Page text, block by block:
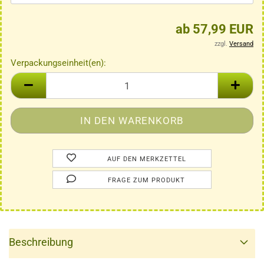
ab 57,99 EUR
zzgl. Versand
Verpackungseinheit(en):
Verpackungseinheit(en)
AUF DEN MERKZETTEL
FRAGE ZUM PRODUKT
Beschreibung